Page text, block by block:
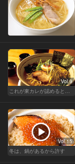
Vol.9
これが東カレが認めるとっておきの和食店
Vol.15
冬は、鍋があるから許す